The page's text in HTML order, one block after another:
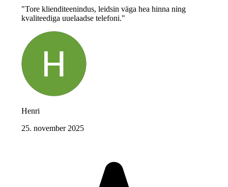
"Tore klienditeenindus, leidsin väga hea hinna ning
kvaliteediga uuelaadse telefoni."
Henri
25. november 2025